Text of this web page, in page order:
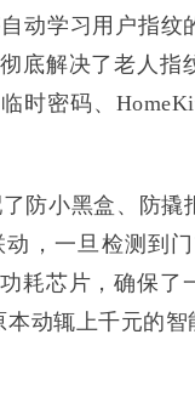
动学习用户指
底解决了老人
时密码、
防小黑盒、防
，一旦检测到
耗芯片，确保
动辄上千元的